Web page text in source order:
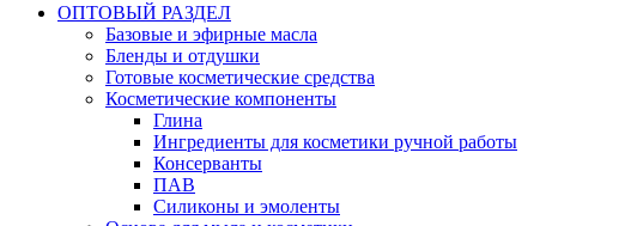
ОПТОВЫЙ РАЗДЕЛ
Базовые и эфирные масла
Бленды и отдушки
Готовые косметические средства
Косметические компоненты
Глина
Ингредиенты для косметики ручной работы
Консерванты
ПАВ
Силиконы и эмоленты